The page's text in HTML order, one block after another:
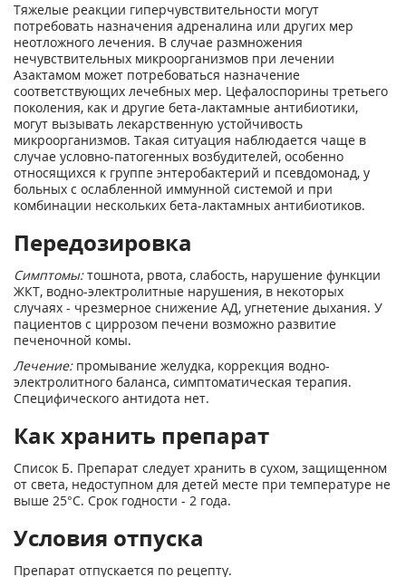
Тяжелые реакции гиперчувствительности могут
потребовать назначения адреналина или других мер
неотложного лечения. В случае размножения
нечувствительных микроорганизмов при лечении
Азактамом может потребоваться назначение
соответствующих лечебных мер. Цефалоспорины третьего
поколения, как и другие бета-лактамные антибиотики,
могут вызывать лекарственную устойчивость
микроорганизмов. Такая ситуация наблюдается чаще в
случае условно-патогенных возбудителей, особенно
относящихся к группе энтеробактерий и псевдомонад, у
больных с ослабленной иммунной системой и при
комбинации нескольких бета-лактамных антибиотиков.
Передозировка
Симптомы:тошнота, рвота, слабость, нарушение функции
ЖКТ, водно-электролитные нарушения, в некоторых
случаях - чрезмерное снижение АД, угнетение дыхания. У
пациентов с циррозом печени возможно развитие
печеночной комы.
Лечение:промывание желудка, коррекция водно-
электролитного баланса, симптоматическая терапия.
Специфического антидота нет.
Как хранить препарат
Список Б. Препарат следует хранить в сухом, защищенном
от света, недоступном для детей месте при температуре не
выше 25°С. Срок годности - 2 года.
Условия отпуска
Препарат отпускается по рецепту.